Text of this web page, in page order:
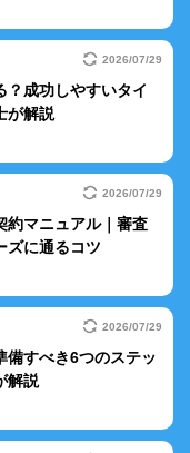
2026/07/29
？成功しやすいタイ
が解説
2026/07/29
約マニュアル｜審査
ズに通るコツ
2026/07/29
備すべき6つのステッ
解説